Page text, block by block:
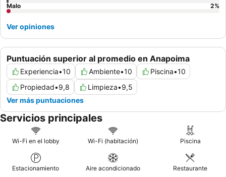
Puntuación superior al promedio en Anapoima
Experiencia•10 Ambiente•10 Piscina•10
Propiedad•9,8 Limpieza•9,5
Ver más puntuaciones
Malo
2%
Ver opiniones
Servicios principales
Wi-Fi en el lobby Wi-Fi (habitación) Piscina
Estacionamiento Aire acondicionado Restaurante